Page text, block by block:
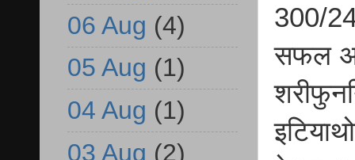
300/
सफल
06 Aug (4)
05 Aug (1)
04 Aug (1)
03 Aug (2)